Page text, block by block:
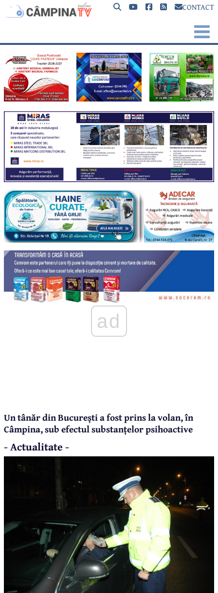
CONTACT
ad
Un tânăr din București a fost prins la volan, în
Câmpina, sub efectul substanțelor psihoactive
- Actualitate -